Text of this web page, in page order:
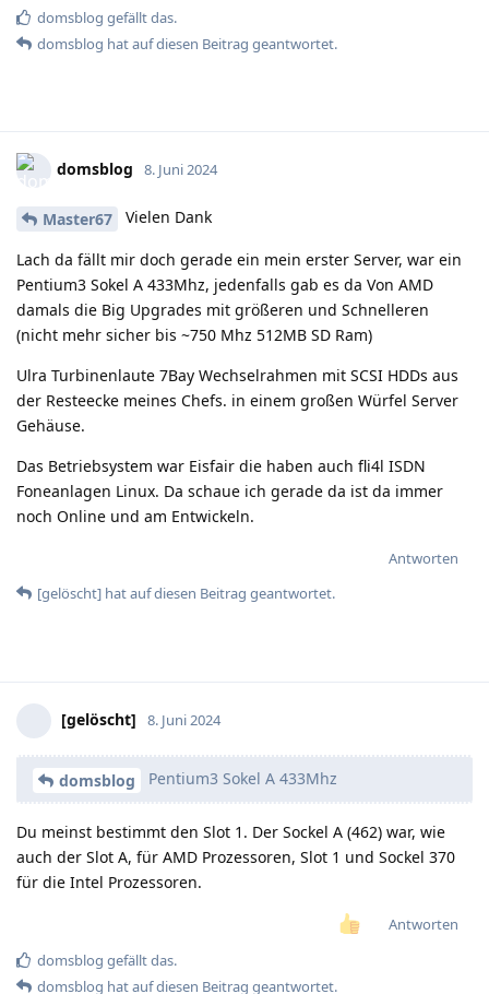
domsblog gefällt das.
domsblog hatauf diesen Beitrag geantwortet.
domsblog 8. Juni 2024
Master67 Vielen Dank
Lach da fällt mir doch gerade ein mein erster Server, war ein
Pentium3 Sokel A 433Mhz, jedenfalls gab es da Von AMD
damals die Big Upgrades mit größeren und Schnelleren
(nicht mehr sicher bis ~750 Mhz 512MB SD Ram)
Ulra Turbinenlaute 7Bay Wechselrahmen mit SCSI HDDs aus
der Resteecke meines Chefs. in einem großen Würfel Server
Gehäuse.
Das Betriebsystem war Eisfair die haben auch fli4l ISDN
Foneanlagen Linux. Da schaue ich gerade da ist da immer
noch Online und am Entwickeln.
Antworten
[gelöscht] hatauf diesen Beitrag geantwortet.
[gelöscht] 8. Juni 2024
domsblog Pentium3 Sokel A 433Mhz
Du meinst bestimmt den Slot 1. Der Sockel A (462) war, wie
auch der Slot A, für AMD Prozessoren, Slot 1 und Sockel 370
für die Intel Prozessoren.
Antworten
domsblog gefällt das.
domsblog hatauf diesen Beitrag geantwortet.